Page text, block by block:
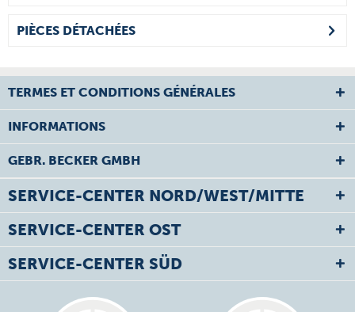
PIÈCES DÉTACHÉES
TERMES ET CONDITIONS GÉNÉRALES
INFORMATIONS
GEBR. BECKER GMBH
SERVICE-CENTER NORD/WEST/MITTE
SERVICE-CENTER OST
SERVICE-CENTER SÜD